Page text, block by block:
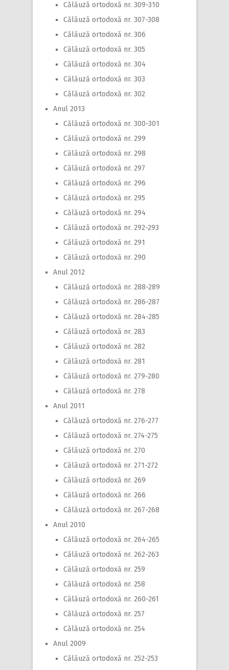
Călăuză ortodoxă nr. 309-310
Călăuză ortodoxă nr. 307-308
Călăuză ortodoxă nr. 306
Călăuză ortodoxă nr. 305
Călăuză ortodoxă nr. 304
Călăuză ortodoxă nr. 303
Călăuză ortodoxă nr. 302
Anul 2013
Călăuză ortodoxă nr. 300-301
Călăuză ortodoxă nr. 299
Călăuză ortodoxă nr. 298
Călăuză ortodoxă nr. 297
Călăuză ortodoxă nr. 296
Călăuză ortodoxă nr. 295
Călăuză ortodoxă nr. 294
Călăuză ortodoxă nr. 292-293
Călăuză ortodoxă nr. 291
Călăuză ortodoxă nr. 290
Anul 2012
Călăuză ortodoxă nr. 288-289
Călăuză ortodoxă nr. 286-287
Călăuză ortodoxă nr. 284-285
Călăuză ortodoxă nr. 283
Călăuză ortodoxă nr. 282
Călăuză ortodoxă nr. 281
Călăuză ortodoxă nr. 279-280
Călăuză ortodoxă nr. 278
Anul 2011
Călăuză ortodoxă nr. 276-277
Călăuză ortodoxă nr. 274-275
Călăuză ortodoxă nr. 270
Călăuză ortodoxă nr. 271-272
Călăuză ortodoxă nr. 269
Călăuză ortodoxă nr. 266
Călăuză ortodoxă nr. 267-268
Anul 2010
Călăuză ortodoxă nr. 264-265
Călăuză ortodoxă nr. 262-263
Călăuză ortodoxă nr. 259
Călăuză ortodoxă nr. 258
Călăuză ortodoxă nr. 260-261
Călăuză ortodoxă nr. 257
Călăuză ortodoxă nr. 254
Anul 2009
Călăuză ortodoxă nr. 252-253